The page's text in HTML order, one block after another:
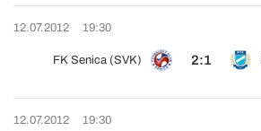
12.07.2012 19:30
FK Senica (SVK) 2:1
12.07.2012 19:30